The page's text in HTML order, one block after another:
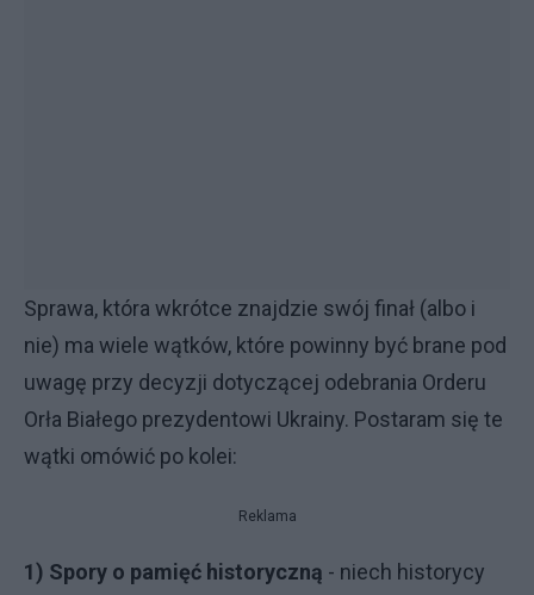
Sprawa, która wkrótce znajdzie swój finał (albo i
nie) ma wiele wątków, które powinny być brane pod
uwagę przy decyzji dotyczącej odebrania Orderu
Orła Białego prezydentowi Ukrainy. Postaram się te
wątki omówić po kolei:
Reklama
1) Spory o pamięć historyczną - niech historycy